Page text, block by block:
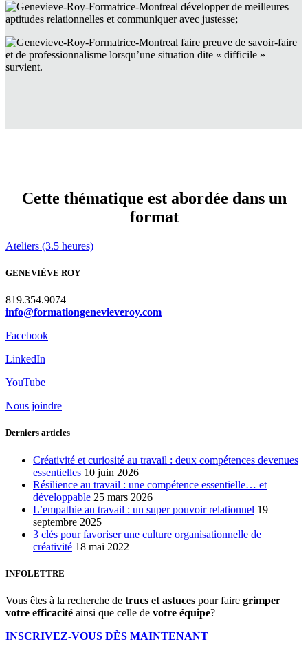
développer de meilleures
aptitudes relationnelles et communiquer avec justesse;
faire preuve de savoir-faire
et de professionnalisme lorsqu’une situation dite « difficile »
survient.
Cette thématique est abordée dans un
format
Ateliers (3.5 heures)
GENEVIÈVE ROY
819.354.9074
info@formationgenevieveroy.com
Facebook
LinkedIn
YouTube
Nous joindre
Derniers articles
Créativité et curiosité au travail : deux compétences devenues
essentielles 10 juin 2026
Résilience au travail : une compétence essentielle… et
développable 25 mars 2026
L’empathie au travail : un super pouvoir relationnel 19
septembre 2025
3 clés pour favoriser une culture organisationnelle de
créativité 18 mai 2022
INFOLETTRE
Vous êtes à la recherche de trucs et astuces pour faire grimper
votre efficacité ainsi que celle de votre équipe?
INSCRIVEZ-VOUS DÈS MAINTENANT